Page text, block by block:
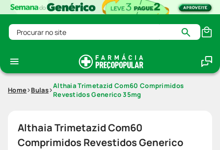
Procurar no site
Home Bulas Althaia Trimetazid Com60 Comprimidos
Revestidos Generico 35mg
Althaia Trimetazid Com60
Comprimidos Revestidos Generico